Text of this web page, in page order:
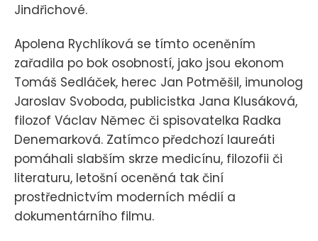
Jindřichové.
Apolena Rychlíková se tímto oceněním
zařadila po bok osobností, jako jsou ekonom
Tomáš Sedláček, herec Jan Potměšil, imunolog
Jaroslav Svoboda, publicistka Jana Klusáková,
filozof Václav Němec či spisovatelka Radka
Denemarková. Zatímco předchozí laureáti
pomáhali slabším skrze medicínu, filozofii či
literaturu, letošní oceněná tak činí
prostřednictvím moderních médií a
dokumentárního filmu.